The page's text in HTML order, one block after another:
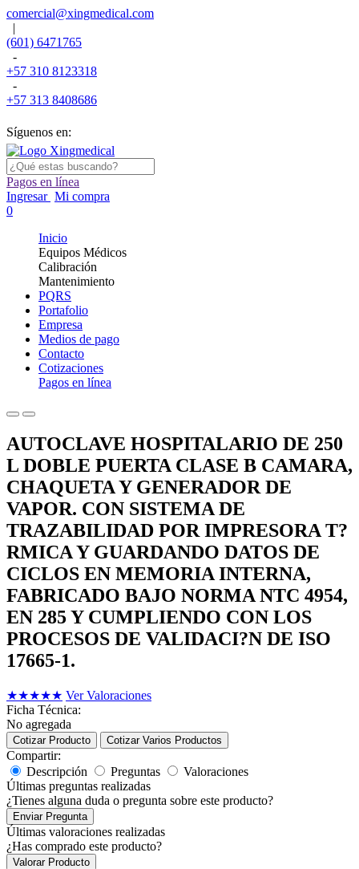
comercial@xingmedical.com
|
(601) 6471765
-
+57 310 8123318
-
+57 313 8408686
Síguenos en:
Pagos en línea
Ingresar Mi compra
0
Inicio
Equipos Médicos
Calibración
Mantenimiento
PQRS
Portafolio
Empresa
Medios de pago
Contacto
Cotizaciones
Pagos en línea
AUTOCLAVE HOSPITALARIO DE 250
L DOBLE PUERTA CLASE B CAMARA,
CHAQUETA Y GENERADOR DE
VAPOR. CON SISTEMA DE
TRAZABILIDAD POR IMPRESORA T?
RMICA Y GUARDANDO DATOS DE
CICLOS EN MEMORIA INTERNA,
FABRICADO BAJO NORMA NTC 4954,
EN 285 Y CUMPLIENDO CON LOS
PROCESOS DE VALIDACI?N DE ISO
17665-1.
★★★★★ Ver Valoraciones
Ficha Técnica:
No agregada
Cotizar Producto Cotizar Varios Productos
Compartir:
Descripción
Preguntas
Valoraciones
Últimas preguntas realizadas
¿Tienes alguna duda o pregunta sobre este producto?
Enviar Pregunta
Últimas valoraciones realizadas
¿Has comprado este producto?
Valorar Producto